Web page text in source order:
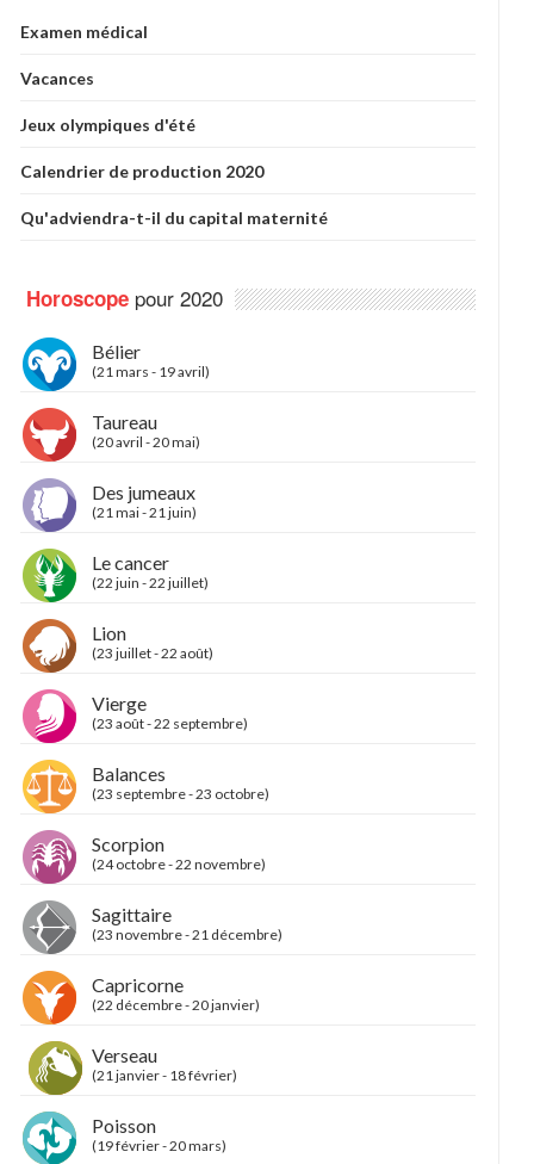
Examen médical
Vacances
Jeux olympiques d'été
Calendrier de production 2020
Qu'adviendra-t-il du capital maternité
Horoscope pour 2020
Bélier
(21 mars - 19 avril)
Taureau
(20 avril - 20 mai)
Des jumeaux
(21 mai - 21 juin)
Le cancer
(22 juin - 22 juillet)
Lion
(23 juillet - 22 août)
Vierge
(23 août - 22 septembre)
Balances
(23 septembre - 23 octobre)
Scorpion
(24 octobre - 22 novembre)
Sagittaire
(23 novembre - 21 décembre)
Capricorne
(22 décembre - 20 janvier)
Verseau
(21 janvier - 18 février)
Poisson
(19 février - 20 mars)